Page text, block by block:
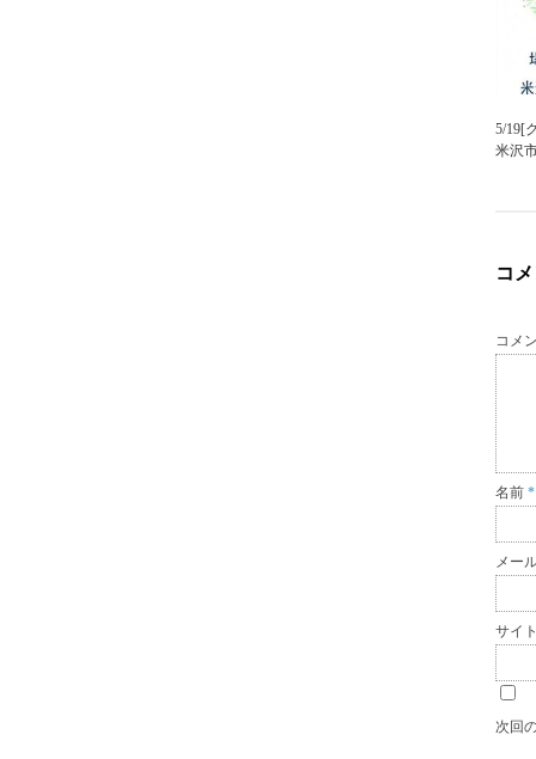
5/19[
米沢
コ
コメ
名前 *
メー
サイ
次回